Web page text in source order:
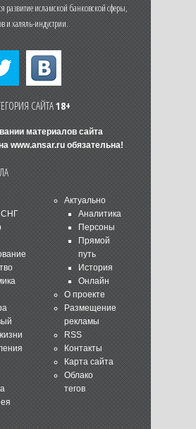
развитие исламской банковской сферы,
и халяль-индустрии.
САЙТА18+
материалов сайта
www.ansar.ruобязательна!
СНГ
Актуально
Аналитика
Персоны
Прямой
путь
История
Онлайн
О проекте
Размещение
рекламы
RSS
Контакты
Карта сайта
Облако
тегов